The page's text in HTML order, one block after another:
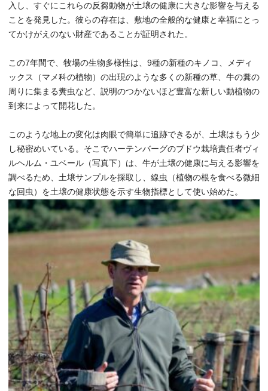
入し、すぐにこれらの反芻動物が土壌の健康に大きな影響を与える
ことを発見した。彼らの存在は、敷地の全般的な健康と幸福にとっ
てかけがえのない財産であることが証明された。
この7年間で、牧場の生物多様性は、9種の新種のキノコ、メディ
ックス（マメ科の植物）の出現のような多くの新種の草、牛の糞の
周りに集まる糞虫など、説明のつかないほど豊富な新しい動植物の
到来によって開花した。
このような地上の変化は肉眼で簡単に追跡できるが、土壌はもう少
し秘密めいている。そこでハーテンバーグのブドウ栽培責任者ヴィ
ルヘルム・ユベール（写真下）は、牛が土壌の健康に与える影響を
調べるため、土壌サンプルを採取し、線虫（植物の根を食べる微細
な回虫）を土壌の健康状態を示す生物指標として使い始めた。